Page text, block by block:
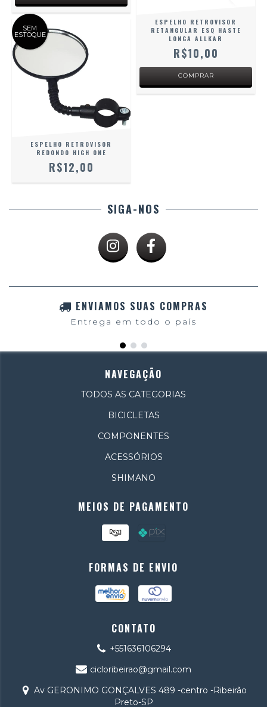
ESPELHO RETROVISOR
RETANGULAR ESQ HASTE
LONGA ALLKAR
R$10,00
SEM
ESTOQUE
ESPELHO RETROVISOR
REDONDO HIGH ONE
R$12,00
SIGA-NOS
ENVIAMOS SUAS COMPRAS
Entrega em todo o país
NAVEGAÇÃO
TODOS AS CATEGORIAS
BICICLETAS
COMPONENTES
ACESSÓRIOS
SHIMANO
MEIOS DE PAGAMENTO
FORMAS DE ENVIO
CONTATO
+551636106294
cicloribeirao@gmail.com
Av GERONIMO GONÇALVES 489 -centro -Ribeirão
Preto-SP